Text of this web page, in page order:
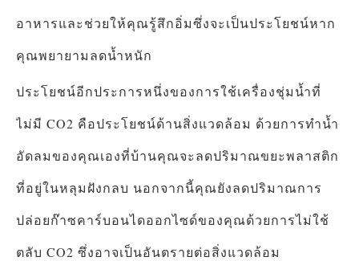
อาหารและช่วยให้คุณรู้สึกอิ่มซึ่งจะเป็นประโยชน์หาก
คุณพยายามลดน้ำหนัก
ประโยชน์อีกประการหนึ่งของการใช้เครื่องชุ่มน้ำที่
ไม่มี CO2 คือประโยชน์ด้านสิ่งแวดล้อม ด้วยการทำน้ำ
อัดลมของคุณเองที่บ้านคุณจะลดปริมาณขยะพลาสติก
ที่อยู่ในหลุมฝังกลบ นอกจากนี้คุณยังลดปริมาณการ
ปล่อยก๊าซคาร์บอนไดออกไซด์ของคุณด้วยการไม่ใช้
ตลับ CO2 ซึ่งอาจเป็นอันตรายต่อสิ่งแวดล้อม